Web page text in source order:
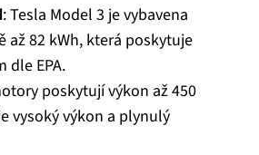
: Tesla Model 3 je vybavena
až 82 kWh, která poskytuje
dle EPA.
poskytují výkon až 450
vysoký výkon a plynulý